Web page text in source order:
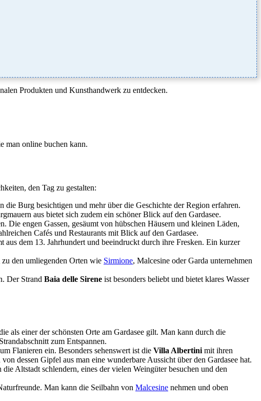
Produkten und Kunsthandwerk zu entdecken.
man online buchen kann.
den Tag zu gestalten:
Burg besichtigen und mehr über die Geschichte der Region erfahren.
aus bietet sich zudem ein schöner Blick auf den Gardasee.
engen Gassen, gesäumt von hübschen Häusern und kleinen Läden,
Cafés und Restaurants mit Blick auf den Gardasee.
aus dem 13. Jahrhundert und beeindruckt durch ihre Fresken. Ein kurzer
den umliegenden Orten wie Sirmione, Malcesine oder Garda unternehmen
Der Strand Baia delle Sirene ist besonders beliebt und bietet klares Wasser
als einer der schönsten Orte am Gardasee gilt. Man kann durch die
zum Entspannen.
Flanieren ein. Besonders sehenswert ist die Villa Albertini mit ihren
von dessen Gipfel aus man eine wunderbare Aussicht über den Gardasee hat.
Altstadt schlendern, eines der vielen Weingüter besuchen und den
Man kann die Seilbahn von Malcesine nehmen und oben